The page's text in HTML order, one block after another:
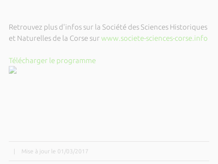
Retrouvez plus d'infos sur la Société des Sciences Historiques
et Naturelles de la Corse surwww.societe-sciences-corse.info
Télécharger le programme
Mise à jour le 01/03/2017